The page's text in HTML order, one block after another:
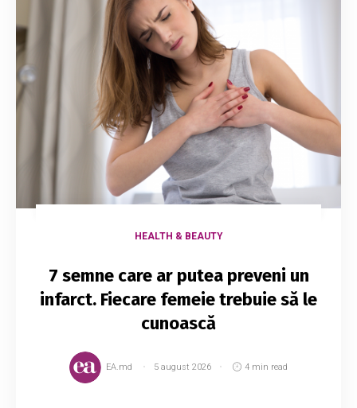
HEALTH & BEAUTY
7 semne care ar putea preveni un
infarct. Fiecare femeie trebuie să le
cunoască
EA.md 5 august 2026 4 min read